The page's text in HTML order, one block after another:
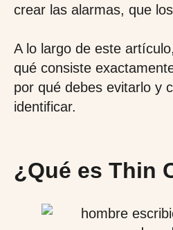
crear las alarmas, que
A lo largo de este
qué consiste
por qué debes evitarlo y
identificar.
¿Qué es Thin